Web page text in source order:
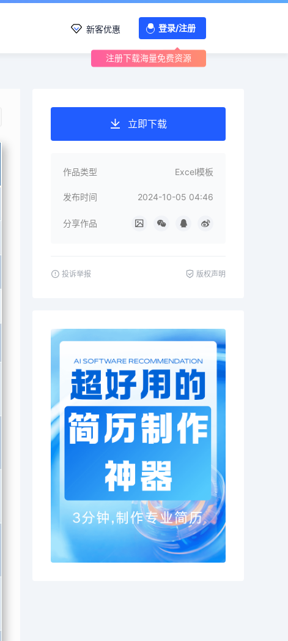
新客优惠 登录/注册
注册下载海量免费资源
立即下载
作品类型 Excel模板
发布时间 2024-10-05 04:46
分享作品
投诉举报 版权声明